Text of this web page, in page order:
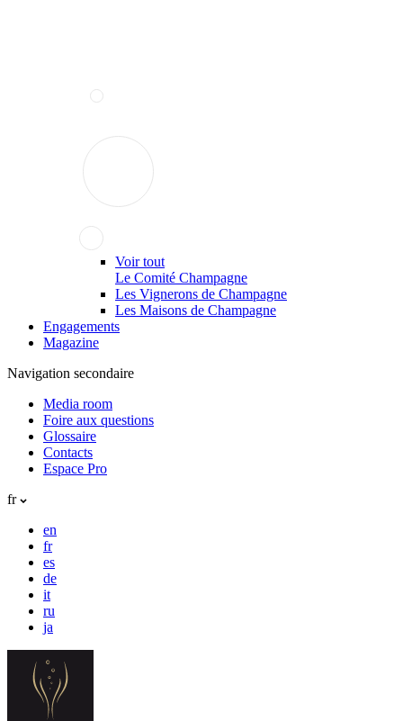
Voir tout
Le Comité Champagne
Les Vignerons de Champagne
Les Maisons de Champagne
Engagements
Magazine
Navigation secondaire
Media room
Foire aux questions
Glossaire
Contacts
Espace Pro
fr
en
fr
es
de
it
ru
ja